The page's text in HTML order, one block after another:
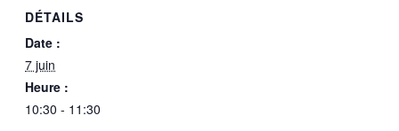
DÉTAILS
Date :
7 juin
Heure :
10:30 - 11:30